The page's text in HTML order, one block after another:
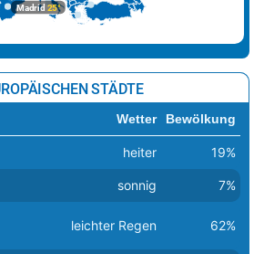
Madrid 25°
STÄDTE
Wetter Bewölkung
heiter 19%
sonnig 7%
leichter Regen 62%